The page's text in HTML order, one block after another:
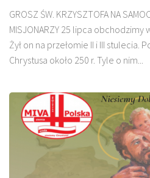
GROSZ ŚW. KRZYSZTOFA NA
MISJONARZY 25 lipca obchodzimy
Żył on na przełomie II i III stulecia.
Chrystusa około 250 r. Tyle o nim...